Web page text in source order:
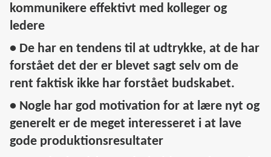
kommunikere effektivt med kolleger og
ledere
• De har en tendens til at udtrykke, at de har
forstået det der er blevet sagt selv om de
rent faktisk ikke har forstået budskabet.
• Nogle har god motivation for at lære nyt og
generelt er de meget interesseret i at lave
gode produktionsresultater